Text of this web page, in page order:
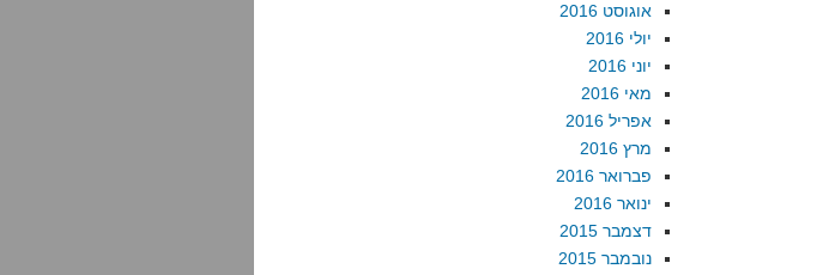
אוגוסט 2016
יולי 2016
יוני 2016
מאי 2016
אפריל 2016
מרץ 2016
פברואר 2016
ינואר 2016
דצמבר 2015
נובמבר 2015